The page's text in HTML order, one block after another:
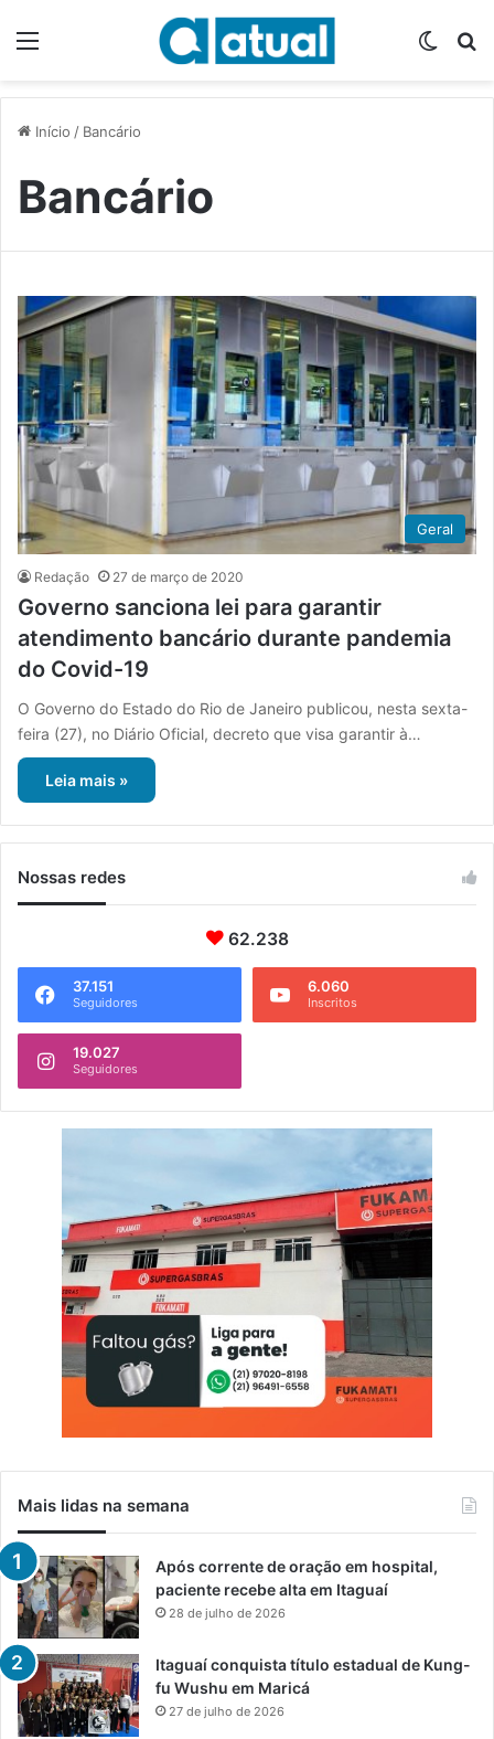
Início / Bancário
Bancário
Geral
Redação 27 de março de 2020
Governo sanciona lei para garantir
atendimento bancário durante pandemia
do Covid-19
O Governo do Estado do Rio de Janeiro publicou, nesta sexta-
feira (27), no Diário Oficial, decreto que visa garantir à…
Leia mais »
Nossas redes
62.238
37.151
Seguidores
6.060
Inscritos
19.027
Seguidores
Mais lidas na semana
Após corrente de oração em hospital,
paciente recebe alta em Itaguaí
28 de julho de 2026
Itaguaí conquista título estadual de Kung-
fu Wushu em Maricá
27 de julho de 2026